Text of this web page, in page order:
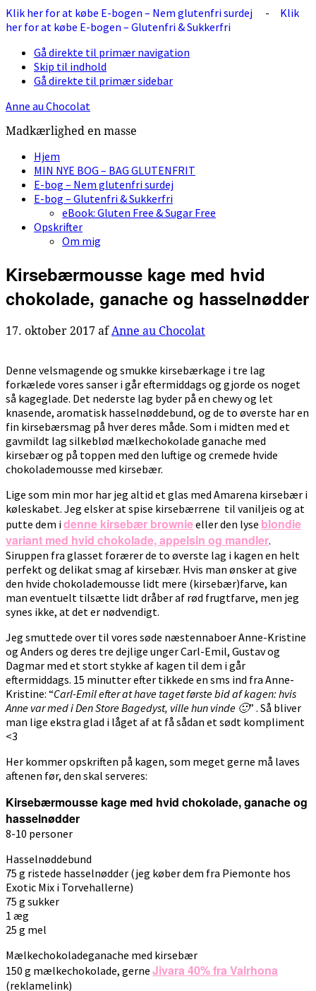
Klik her for at købe E-bogen – Nem glutenfri surdej - Klik
her for at købe E-bogen – Glutenfri & Sukkerfri
Gå direkte til primær navigation
Skip til indhold
Gå direkte til primær sidebar
Anne au Chocolat
Madkærlighed en masse
Hjem
MIN NYE BOG – BAG GLUTENFRIT
E-bog – Nem glutenfri surdej
E-bog – Glutenfri & Sukkerfri
eBook: Gluten Free & Sugar Free
Opskrifter
Om mig
Kirsebærmousse kage med hvid
chokolade, ganache og hasselnødder
17. oktober 2017 afAnne au Chocolat
Denne velsmagende og smukke kirsebærkage i tre lag
forkælede vores sanser i går eftermiddags og gjorde os noget
så kageglade. Det nederste lag byder på en chewy og let
knasende, aromatisk hasselnøddebund, og de to øverste har en
fin kirsebærsmag på hver deres måde. Som i midten med et
gavmildt lag silkeblød mælkechokolade ganache med
kirsebær og på toppen med den luftige og cremede hvide
chokolademousse med kirsebær.
Lige som min mor har jeg altid et glas med Amarena kirsebær i
køleskabet. Jeg elsker at spise kirsebærrene til vaniljeis og at
putte dem idenne kirsebær brownieeller den lyse blondie
variant med hvid chokolade, appelsin og mandler.
Siruppen fra glasset forærer de to øverste lag i kagen en helt
perfekt og delikat smag af kirsebær. Hvis man ønsker at give
den hvide chokolademousse lidt mere (kirsebær)farve, kan
man eventuelt tilsætte lidt dråber af rød frugtfarve, men jeg
synes ikke, at det er nødvendigt.
Jeg smuttede over til vores søde næstennaboer Anne-Kristine
og Anders og deres tre dejlige unger Carl-Emil, Gustav og
Dagmar med et stort stykke af kagen til dem i går
eftermiddags. 15 minutter efter tikkede en sms ind fra Anne-
Kristine: “Carl-Emil efter at have taget første bid af kagen: hvis
Anne var med i Den Store Bagedyst, ville hun vinde 🙂” . Så bliver
man lige ekstra glad i låget af at få sådan et sødt kompliment
<3
Her kommer opskriften på kagen, som meget gerne må laves
aftenen før, den skal serveres:
Kirsebærmousse kage med hvid chokolade, ganache og
hasselnødder
8-10 personer
Hasselnøddebund
75 g ristede hasselnødder (jeg køber dem fra Piemonte hos
Exotic Mix i Torvehallerne)
75 g sukker
1 æg
25 g mel
Mælkechokoladeganache med kirsebær
150 g mælkechokolade, gerne Jivara 40% fra Valrhona
(reklamelink)